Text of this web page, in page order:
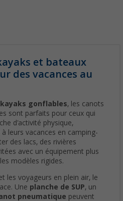
et bateaux
des vacances au
kayaks gonflables, les canots
sont parfaits pour ceux qui
d'activité physique,
leurs vacances en camping-
des lacs, des rivières
avec un équipement plus
modèles rigides.
les voyageurs en plein air, le
Une planche de SUP, un
pneumatique peuvent